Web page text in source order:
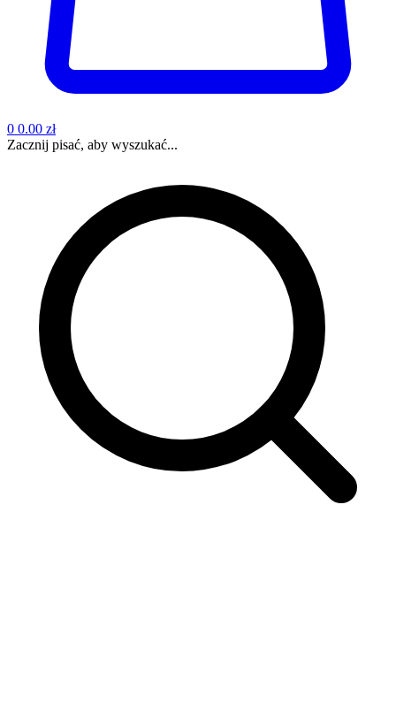
0 0.00 zł
Zacznij pisać, aby wyszukać...